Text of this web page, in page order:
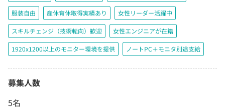
服装自由 産休育休取得実績あり 女性リーダー活躍中
スキルチェンジ（技術転向）歓迎 女性エンジニアが在籍
1920x1200以上のモニター環境を提供 ノートPC＋モニタ別途支給
募集人数
5名